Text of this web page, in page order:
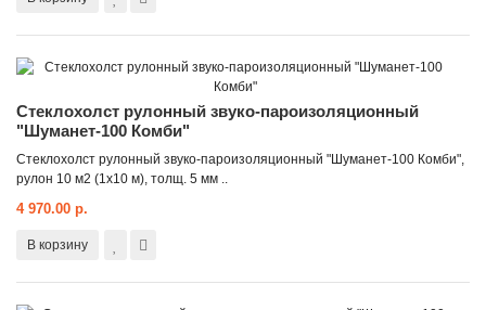
Стеклохолст рулонный звуко-пароизоляционный
"Шуманет-100 Комби"
Стеклохолст рулонный звуко-пароизоляционный "Шуманет-100 Комби",
рулон 10 м2 (1x10 м), толщ. 5 мм ..
4 970.00 р.
В корзину